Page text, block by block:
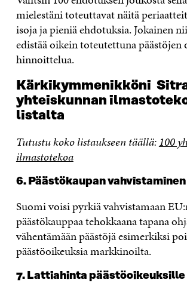
mielestäni toteuttavat näitä
isoja ja pieniä ehdotuksia. Jokainen
edistää oikein toteutettuna päästöjen
hinnoittelua.
Kärkikymmenikköni
yhteiskunnan
listalta
Tutustu koko listaukseen täällä:100
ilmastotekoa
6. Päästökaupan vahvistaminen
Suomi voisi pyrkiä vahvistamaan
päästökauppaa tehokkaana tapana
vähentämään päästöjä esimerkiksi
päästöoikeuksia markkinoilta.
7. Lattiahinta päästöoikeuksille